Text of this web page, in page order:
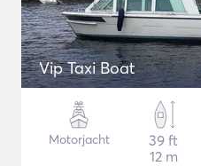
Vip Taxi Boat
Motorjacht
39 ft
12 m